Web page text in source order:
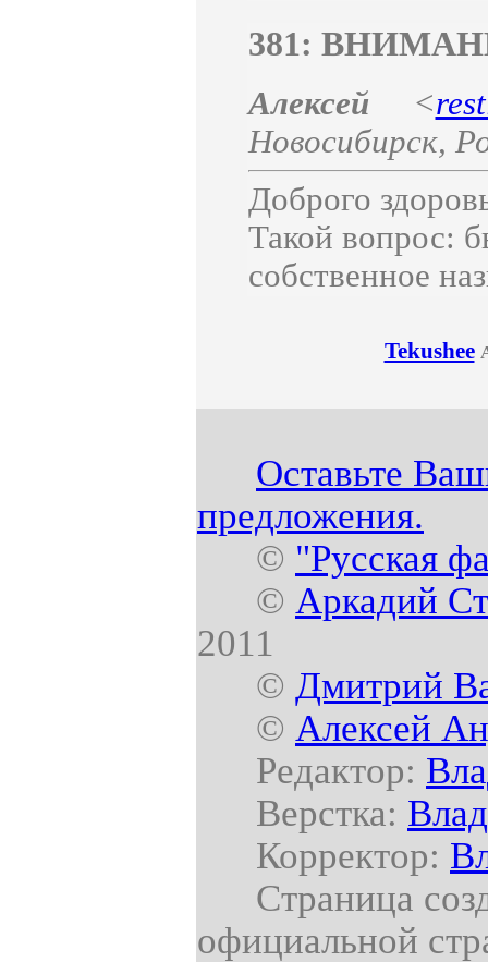
381:
Алексей <
Новосибирск,
Доброго
Такой вопрос:
собственное
Tekushee
Оставьте
предложения.
© "Русская
© Аркадий
2011
© Дмитрий
© Алексей
Редактор:
Верстка:
Корректор:
Страница
официальной